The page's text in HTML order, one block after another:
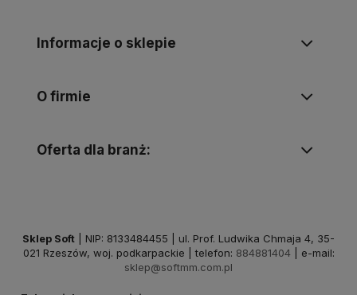
Informacje o sklepie
O firmie
Oferta dla branż:
Sklep Soft | NIP: 8133484455 | ul. Prof. Ludwika Chmaja 4, 35-
021 Rzeszów, woj. podkarpackie | telefon: 884881404 | e-mail:
sklep@softmm.com.pl